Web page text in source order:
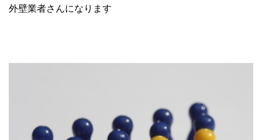
外壁業者さんになります